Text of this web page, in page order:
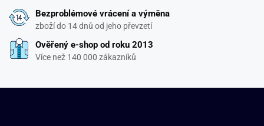
Bezproblémové vrácení a výměna
zboží do 14 dnů od jeho převzetí
Ověřený e-shop od roku 2013
Více než 140 000 zákazníků